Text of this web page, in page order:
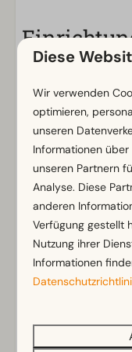
Allgemein
Nichtraucher
WLAN (gratis)
Mit mehreren
Parkmöglichkeit
Badezimmer
Separate
Badezimmer
Badezimmer
Dusche
Toiletten im
Diese
Wir verwenden
optimieren,
unseren
Informationen
unseren Partnern
Analyse. Diese
anderen
Verfügung gestellt
Nutzung ihrer
Informationen